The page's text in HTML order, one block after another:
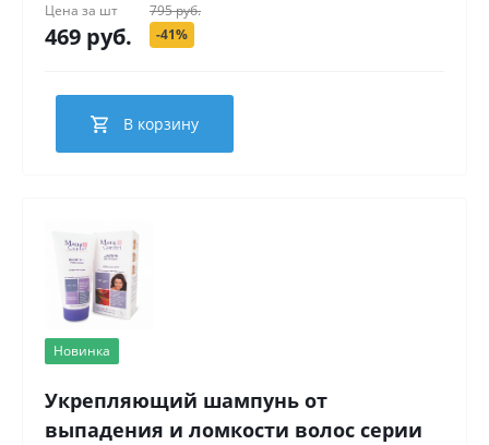
Цена за шт
469 руб.
795 руб.
-41%
В корзину
Новинка
Укрепляющий шампунь от
выпадения и ломкости волос серии